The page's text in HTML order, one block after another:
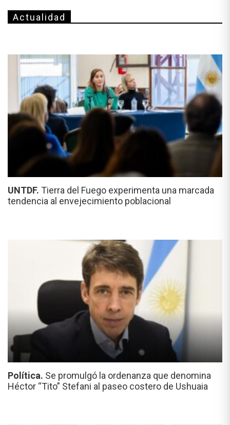
Actualidad
UNTDF. Tierra del Fuego experimenta una marcada
tendencia al envejecimiento poblacional
Política. Se promulgó la ordenanza que denomina
Héctor “Tito” Stefani al paseo costero de Ushuaia